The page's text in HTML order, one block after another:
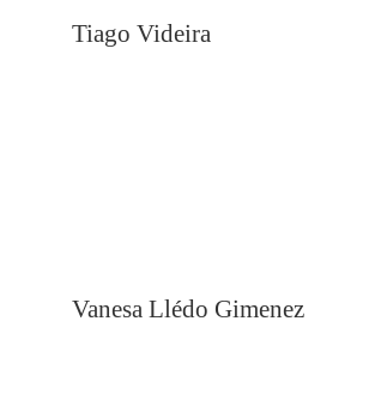
Tiago Videira
Vanesa Llédo Gimenez